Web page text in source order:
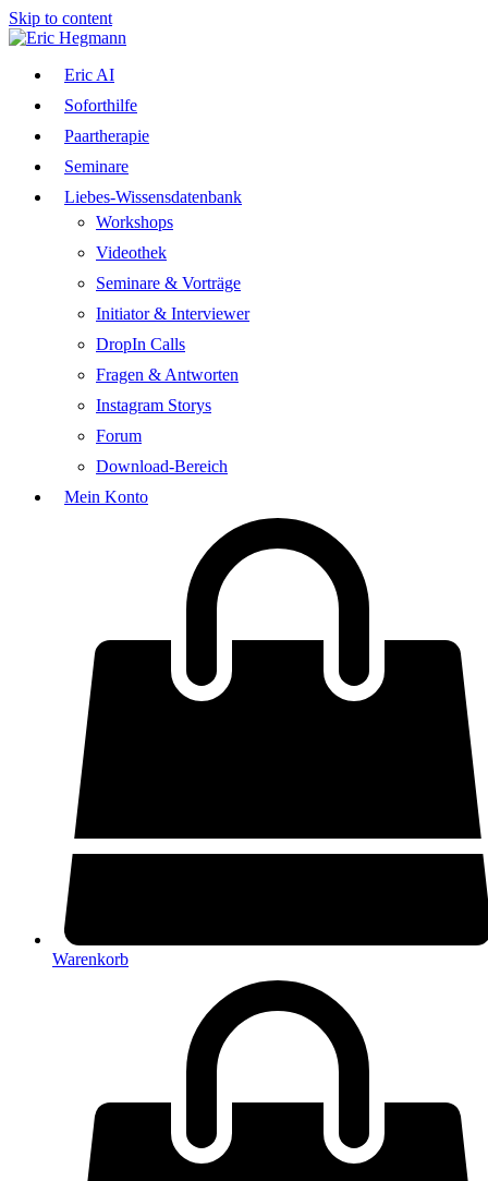
Skip to content
Eric AI
Soforthilfe
Paartherapie
Seminare
Liebes-Wissensdatenbank
Workshops
Videothek
Seminare & Vorträge
Initiator & Interviewer
DropIn Calls
Fragen & Antworten
Instagram Storys
Forum
Download-Bereich
Mein Konto
Warenkorb